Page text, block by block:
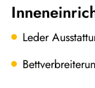
Leder